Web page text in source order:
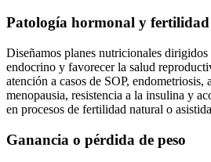
Patología hormonal y fertilidad
Diseñamos planes nutricionales
endocrino y favorecer la salud
atención a casos de SOP, endometriosis,
menopausia, resistencia a la insulina y
en procesos de fertilidad natural o
Ganancia o pérdida de peso